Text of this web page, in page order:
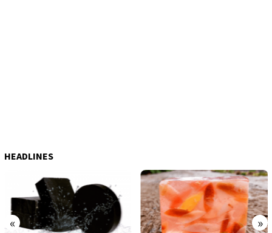
HEADLINES
« »